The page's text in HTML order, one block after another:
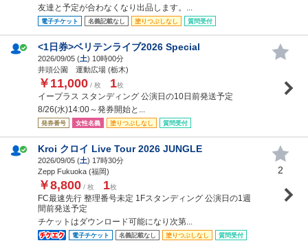
友達と予定が合わなくなり出品します。...
電子チケット 名義記載なし 塗りつぶしなし 質問受付
<1日券>ベリテンライブ2026 Special
2026/09/05 (土) 10時00分
井頭公園 運動広場 (栃木)
￥11,000 / 枚 1枚
イープラス スタンディング 公演日の10日前発送予定
8/26(水)14:00～発券開始と...
発券番号 女性名義 塗りつぶしなし 質問受付
Kroi クロイ Live Tour 2026 JUNGLE
2026/09/05 (土) 17時30分
Zepp Fukuoka (福岡)
￥8,800 / 枚 1枚
FC最速先行 整理番号未定 1Fスタンディング 公演日の1週
間前発送予定
チケットはダウンロード可能になり次第...
電子チケット 名義記載なし 塗りつぶしなし 質問受付
2